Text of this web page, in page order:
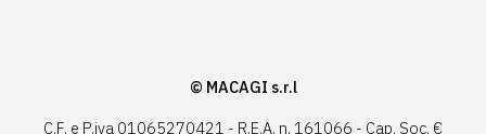
© MACAGI s.r.l
C.F. e P.iva 01065270421 - R.E.A. n. 161066 - Cap. Soc. €